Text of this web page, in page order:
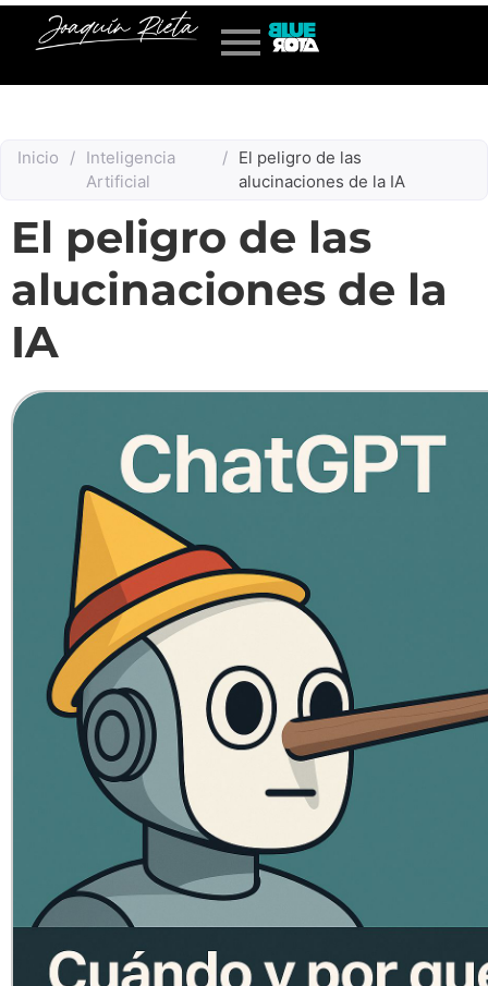
Inicio / Inteligencia
Artificial
/ El peligro de las
alucinaciones de la IA
El peligro de las
alucinaciones de la
IA